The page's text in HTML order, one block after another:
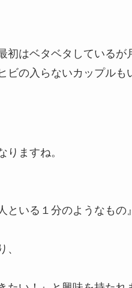
初はベタベタしているが
の入らないカップルも
りますね。
といる１分のようなもの』
、